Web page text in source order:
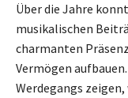
Über die Jahre
musikalischen
charmanten
Vermögen
Werdegangs